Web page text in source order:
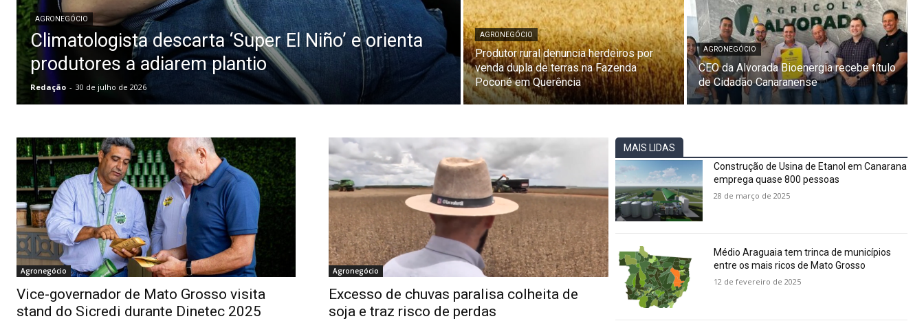
AGRONEGÓCIO
Climatologista descarta ‘Super El Niño’ e orienta
produtores a adiarem plantio
Redação - 30 de julho de 2026
AGRONEGÓCIO
Produtor rural denuncia herdeiros por
venda dupla de terras na Fazenda
Poconé em Querência
AGRONEGÓCIO
CEO da Alvorada Bioenergia recebe título
de Cidadão Canaranense
Agronegócio
Vice-governador de Mato Grosso visita
stand do Sicredi durante Dinetec 2025
Agronegócio
Excesso de chuvas paralisa colheita de
soja e traz risco de perdas
MAIS LIDAS
Construção de Usina de Etanol em Canarana
emprega quase 800 pessoas
28 de março de 2025
Médio Araguaia tem trinca de municípios
entre os mais ricos de Mato Grosso
12 de fevereiro de 2025